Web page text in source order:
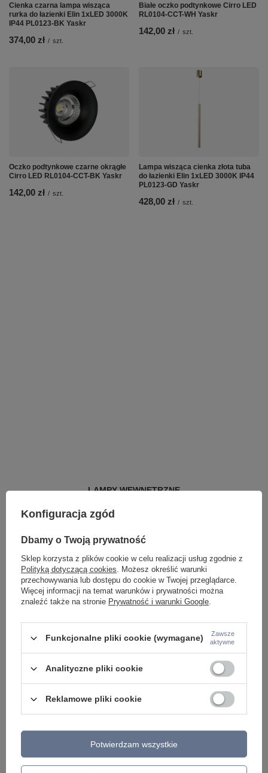
Cienka czarna lampa wisząca
rurka do łazienki Elin 1xLED 3000K
IP44 PL0123-BK Yaskr
374,00 zł / szt.
Białe oczko podtynkowe Cirro LED
RL0104-CCT-WH Yaskr
142,00 zł / szt.
Oczko podtynkowe czarne okrągłe
Cirro LED RL0104-CCT-BK Yaskr
142,00 zł / szt.
Lampa wisząca cienka złota tuba
do łazienki Elin 1xLED 3000K IP44
PL0123-GD Yaskr
428,00 zł / szt.
LAMPY WEWNĘTRZNE
ŻYRANDOLE
ŻYRANDOLE KRYSZTAŁOWE
LAMPY WISZĄCE - OKRĘGI
KINKIETY DO SYPIALNI
LAMPY SUFITOWE OKRĄGŁE
LAMPY WISZĄCE
SŁUPKI OGRODOWE
LAMPY OGRODOWE - WISZĄCE
LAMPY WISZĄCE - ZEWNĘTRZNE
LAMPY OGRODOWE - SUFITOWE
GIRLANDY OGRODOWE
PRODUCENCI
Konfiguracja zgód
Dbamy o Twoją prywatność
Sklep korzysta z plików cookie w celu realizacji usług zgodnie z
Polityką dotyczącą cookies. Możesz określić warunki
przechowywania lub dostępu do cookie w Twojej przeglądarce.
Więcej informacji na temat warunków i prywatności można
znaleźć także na stronie Prywatność i warunki Google.
Funkcjonalne pliki cookie (wymagane)
Zawsze
aktywne
Analityczne pliki cookie
Reklamowe pliki cookie
Potwierdzam wszystkie